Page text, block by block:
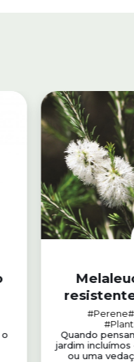
o
#Perene
Quando
jardim
ou uma